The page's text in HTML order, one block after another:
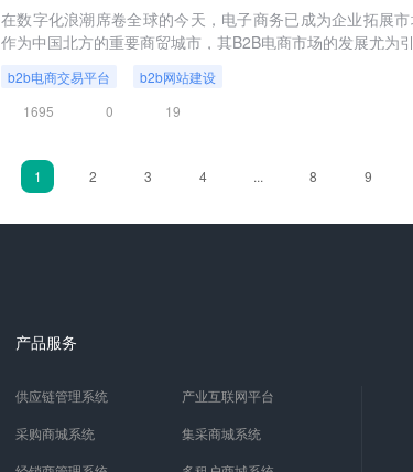
在数字化浪潮席卷全球的今天，电子商务已成为企业拓展
作为中国北方的重要商贸城市，其B2B电商市场的发展尤为引
b2b电商交易平台
b2b网站建设
1695
0 19
1 2 3 4 ... 8 9
产品服务
供应链管理系统
产业互联网平台
采购商城系统
集采商城系统